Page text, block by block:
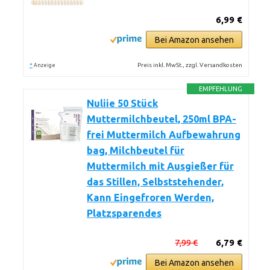
6,99 €
Bei Amazon ansehen
* Anzeige Preis inkl. MwSt., zzgl. Versandkosten
EMPFEHLUNG
Nuliie 50 Stück
Muttermilchbeutel, 250ml BPA-
frei Muttermilch Aufbewahrung
bag, Milchbeutel für
Muttermilch mit Ausgießer für
das Stillen, Selbststehender,
Kann Eingefroren Werden,
Platzsparendes
6,79 €
7,99 €
Bei Amazon ansehen